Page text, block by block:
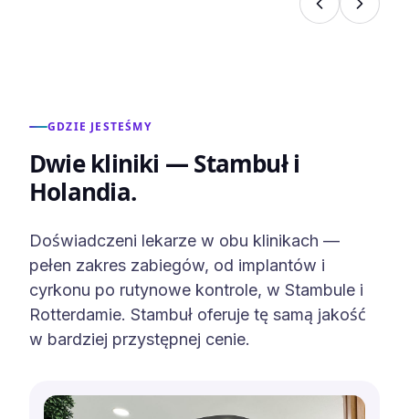
GDZIE JESTEŚMY
Dwie kliniki — Stambuł i
Holandia.
Doświadczeni lekarze w obu klinikach —
pełen zakres zabiegów, od implantów i
cyrkonu po rutynowe kontrole, w Stambule i
Rotterdamie. Stambuł oferuje tę samą jakość
w bardziej przystępnej cenie.